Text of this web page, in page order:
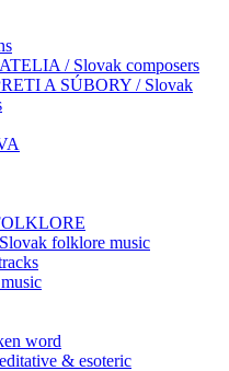
/ Slovak composers
A SÚBORY / Slovak
folklore music
word
& esoteric